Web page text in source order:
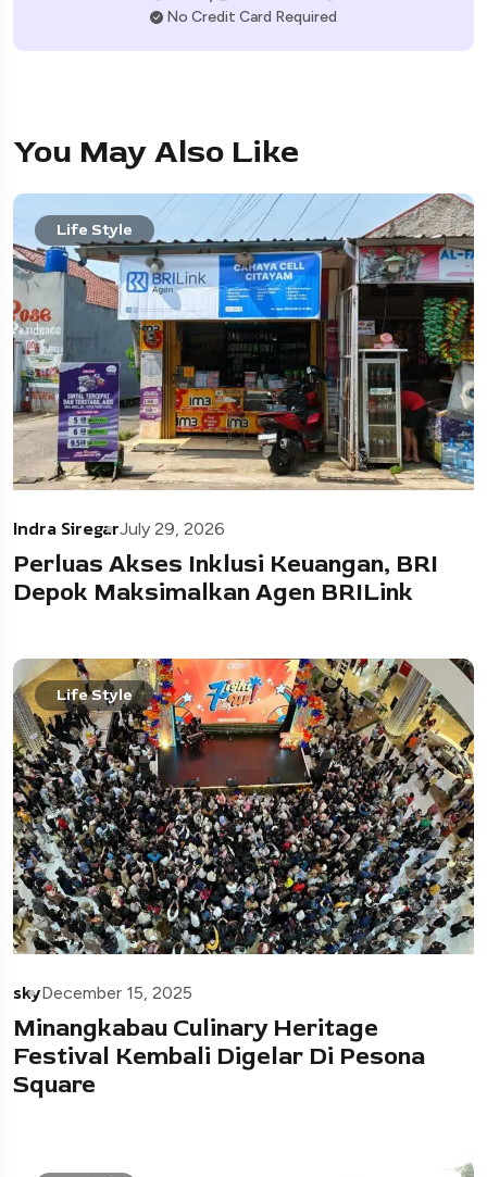
No Credit Card Required
You May Also Like
Life Style
Indra SiregarJuly 29, 2026
Perluas Akses Inklusi Keuangan, BRI
Depok Maksimalkan Agen BRILink
Life Style
skyDecember 15, 2025
Minangkabau Culinary Heritage
Festival Kembali Digelar Di Pesona
Square